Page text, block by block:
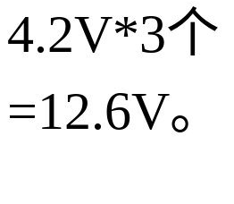
4.2V*3个
=12.6V。